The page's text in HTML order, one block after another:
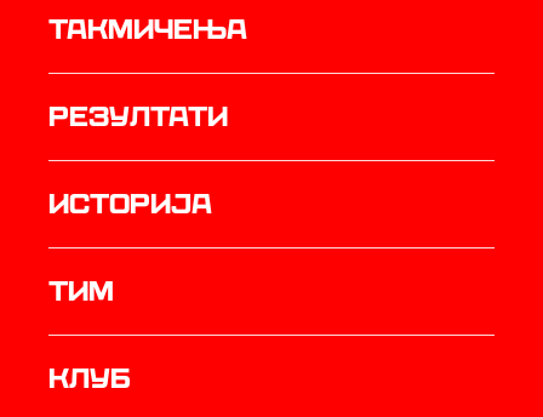
Такмичења
резултати
историја
ТИМ
Клуб